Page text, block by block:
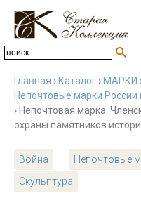
Главная › Каталог › МАРКИ
Непочтовые марки России
› Непочтовая марка.
охраны памятников
Война
Непочтовые
Скульптура